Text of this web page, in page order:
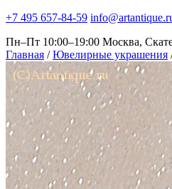
+7 495 657-84-59
Пн–Пт 10:00–19:00 Москва,
Главная / Ювелирные украшения